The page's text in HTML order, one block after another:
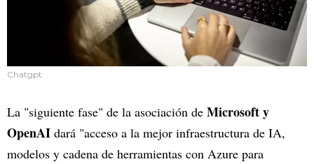
Chatgpt
La "siguiente fase" de la asociación de Microsoft y
OpenAI dará "acceso a la mejor infraestructura de IA,
modelos y cadena de herramientas con Azure para